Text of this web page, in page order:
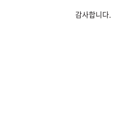
감사합니다.